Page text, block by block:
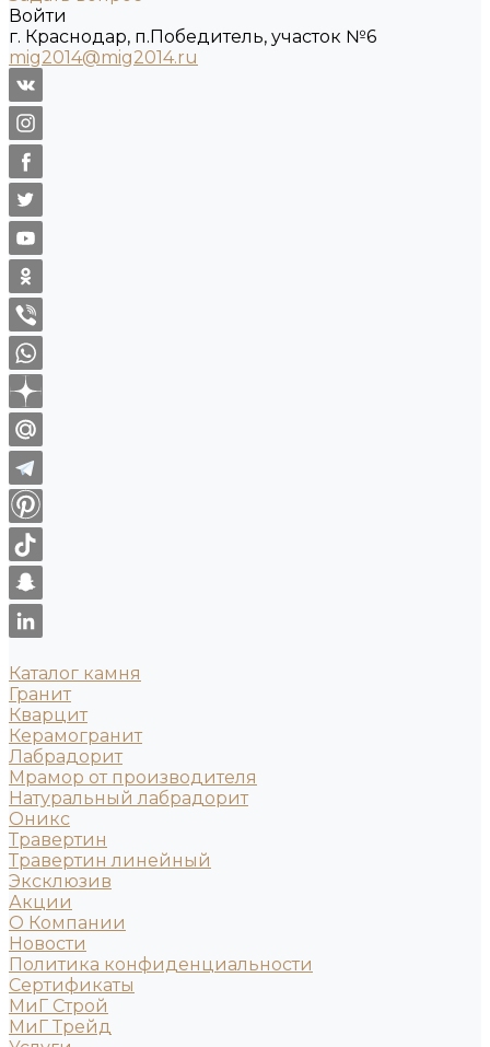
Войти
г. Краснодар, п.Победитель, участок №6
mig2014@mig2014.ru
Каталог камня
Гранит
Кварцит
Керамогранит
Лабрадорит
Мрамор от производителя
Натуральный лабрадорит
Оникс
Травертин
Травертин линейный
Эксклюзив
Акции
О Компании
Новости
Политика конфиденциальности
Сертификаты
МиГ Строй
МиГ Трейд